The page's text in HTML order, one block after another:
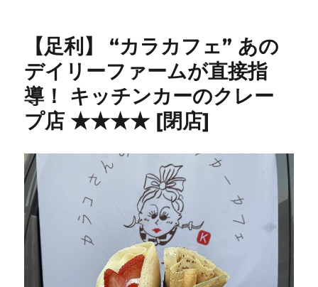
プ
ラ
ワ
ー”
レ
プ
と
や
き
そ
ば
の
お
店
【足利】 “カラカフェ” あの
デイリーファームが直接指
導！ キッチンカーのクレー
プ店 ★★★★ [閉店]